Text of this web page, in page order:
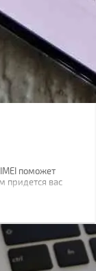
поможет
придется вас
сообщить